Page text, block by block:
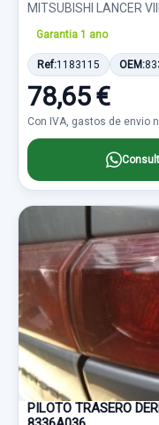
MITSUBISHI LANCER
Garantia 1 ano
Ref:1183115 OEM:
78,65 €
Con IVA, gastos de envio
PILOTO TRASERO